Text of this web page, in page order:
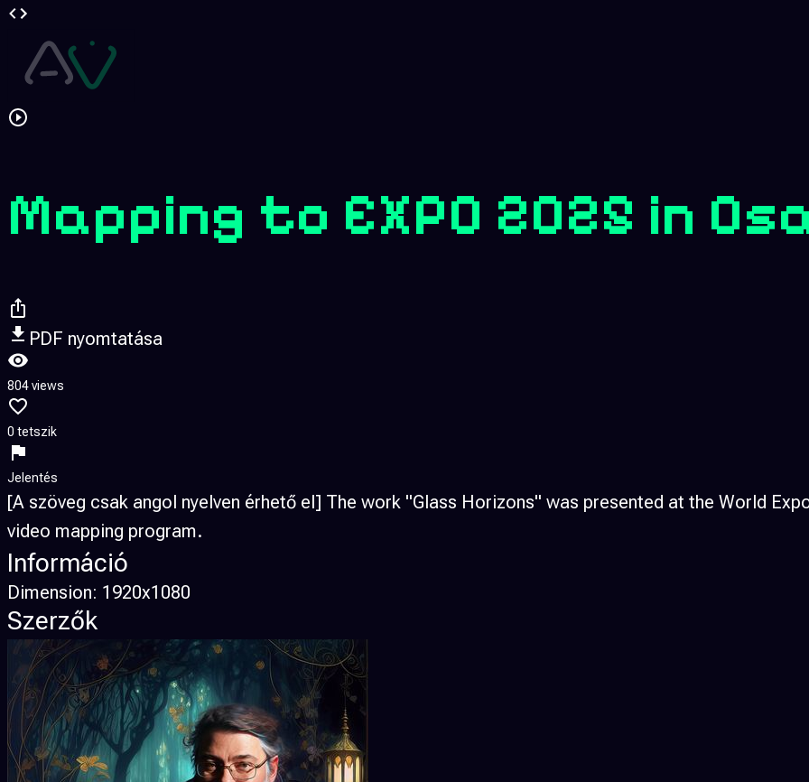
Mapping to EXPO 2025 in
PDF nyomtatása
804 views
0 tetszik
Jelentés
[A szöveg csak angol nyelven érhető el] The work "Glass Horizons" was presented at the World
video mapping program.
Információ
Dimension: 1920x1080
Szerzők